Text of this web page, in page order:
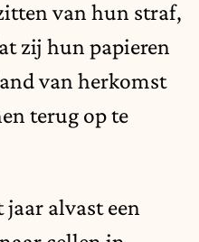
van hun straf,
zij hun papieren
van herkomst
terug op te
alvast een